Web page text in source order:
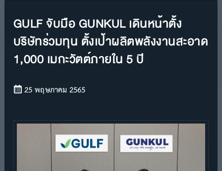
GULF จับมือ GUNKUL เดินหน้าตั้ง
บริษัทร่วมทุน ตั้งเป้าผลิตพลังงานสะอาด
1,000 เมกะวัตต์ภายใน 5 ปี
25 พฤษภาคม 2565